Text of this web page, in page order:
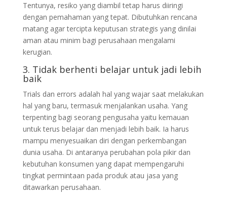
Tentunya, resiko yang diambil tetap harus diiringi
dengan pemahaman yang tepat. Dibutuhkan rencana
matang agar tercipta keputusan strategis yang dinilai
aman atau minim bagi perusahaan mengalami
kerugian.
3. Tidak berhenti belajar untuk jadi lebih
baik
Trials dan errors adalah hal yang wajar saat melakukan
hal yang baru, termasuk menjalankan usaha. Yang
terpenting bagi seorang pengusaha yaitu kemauan
untuk terus belajar dan menjadi lebih baik. Ia harus
mampu menyesuaikan diri dengan perkembangan
dunia usaha. Di antaranya perubahan pola pikir dan
kebutuhan konsumen yang dapat mempengaruhi
tingkat permintaan pada produk atau jasa yang
ditawarkan perusahaan.